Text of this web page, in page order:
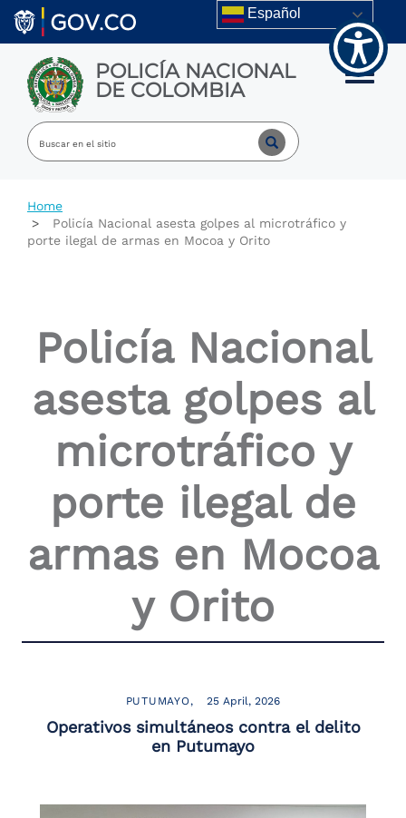
Welcome
All
Accessibility
screen
reader.
Accessibility
shortcut
activates
interact
Skip to main content Español
POLICÍA NACIONAL
DE COLOMBIA Toggle
Home
Policía Nacional asesta golpes al microtráfico y
porte ilegal de armas en Mocoa y Orito
Policía Nacional
asesta golpes al
microtráfico y
porte ilegal de
armas en Mocoa
y Orito
PUTUMAYO 25 April, 2026
Operativos simultáneos contra el delito
en Putumayo